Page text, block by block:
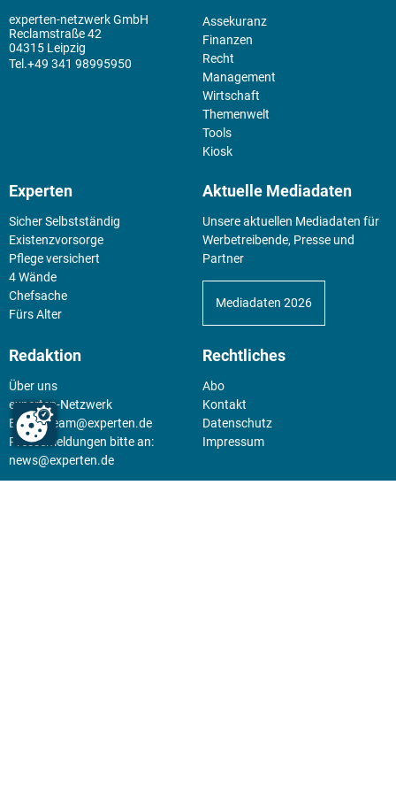
experten-netzwerk GmbH
Reclamstraße 42
04315 Leipzig
+49 341 98995950
Assekuranz
Finanzen
Recht
Management
Wirtschaft
Themenwelt
Tools
Kiosk
Experten
Sicher Selbstständig
Existenz­vorsorge
Pflege versichert
4 Wände
Chefsache
Fürs Alter
Aktuelle Mediadaten
Unsere aktuellen Mediadaten für
Werbetreibende, Presse und
Partner
Mediadaten 2026
Redaktion
Über uns
experten-Netzwerk
E-Mail:team@experten.de
Pressemeldungen bitte an:
news@experten.de
Rechtliches
Abo
Kontakt
Datenschutz
Impressum